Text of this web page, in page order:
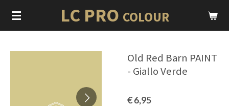
Ga
direct
LC PRO COLOUR
Old Red Barn PAINT
- Giallo Verde
€ 6,95